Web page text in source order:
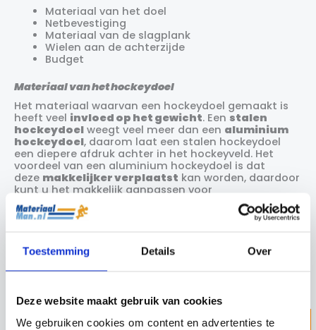
Toestemming Details Over
Deze website maakt gebruik van cookies
We gebruiken cookies om content en advertenties te
Z
ZOEKEN
Materiaal van het doel
Netbevestiging
Materiaal van de slagplank
Wielen aan de achterzijde
Budget
Materiaal van het hockeydoel
Het materiaal waarvan een hockeydoel gemaakt is
heeft veel invloed op het gewicht. Een stalen
hockeydoel weegt veel meer dan een aluminium
hockeydoel, daarom laat een stalen hockeydoel
een diepere afdruk achter in het hockeyveld. Het
voordeel van een aluminium hockeydoel is dat
deze makkelijker verplaatst kan worden, daardoor
kunt u het makkelijk aanpassen voor
jeugdwedstrijden of tijdens trainingen.